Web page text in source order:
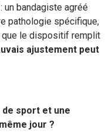
: un bandagiste agréé
pathologie spécifique,
le dispositif remplit
ajustement peut
sport et une
jour ?